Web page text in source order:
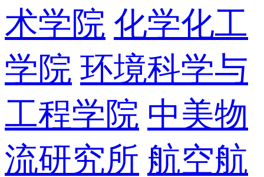
术学院 化学化工
学院 环境科学与
工程学院 中美物
流研究所 航空航